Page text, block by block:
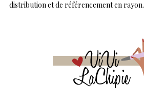
distribution et de référencement en rayon.